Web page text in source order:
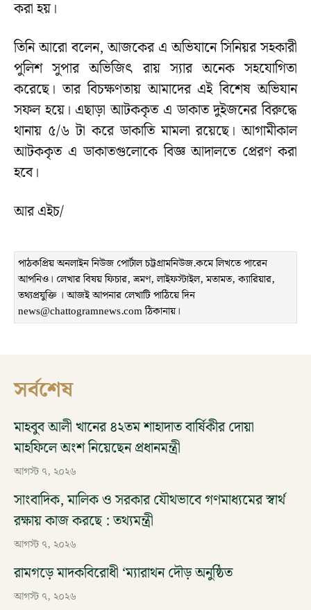
করা হয়।
তিনি আরো বলেন, আজকের এ অভিযানে সিনিয়র সহকারী
পুলিশ সুপার অভিজিৎ রায় স্যার অনেক সহযোগিতা
করেছে। তার বিচক্ষণতায় আমাদের এই বিশেষ অভিযান
সফল হয়ে। এছাড়া আটককৃত এ ডাকাত দুইজনের বিরুদ্ধে
থানায় ৫/৬ টা করে ডাকাতি মামলা রয়েছে। আগামীকাল
আটককৃত এ ডাকাতগুলোকে বিজ্ঞ আদালতে প্রেরণ করা
হবে।
আর এইচ/
পাঠকপ্রিয় অনলাইন নিউজ পোর্টাল চট্টগ্রামনিউজ.কমে লিখতে পারেন
আপনিও। লেখার বিষয় ফিচার, ভ্রমণ, লাইফস্টাইল, মতামত, ক্যারিয়ার,
তথ্যপ্রযুক্তি । আজই আপনার লেখাটি পাঠিয়ে দিন
news@chattogramnews.com ঠিকানায়।
সর্বশেষ
মাহবুব আলী খানের ৪২তম শাহাদাত বার্ষিকীর দোয়া
মাহফিলে অংশ নিয়েছেন প্রধানমন্ত্রী
আগস্ট ৭, ২০২৬
সাংবাদিক, মালিক ও সরকার যৌথভাবে গণমাধ্যমের স্বার্থ
রক্ষায় কাজ করছে : তথ্যমন্ত্রী
আগস্ট ৭, ২০২৬
রামগড়ে মাদকবিরোধী ‘ম্যারাথন দৌড় অনুষ্ঠিত
আগস্ট ৭, ২০২৬